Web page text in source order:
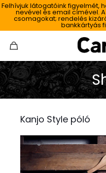
Felhívjuk látogatóink figyelmét,
nevével és email címével.
csomagokat; rendelés
bankkártyás
Kanjo Style póló